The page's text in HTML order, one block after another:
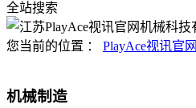
全站搜索
您当前的位置 ： PlayAce视讯官网
机械制造